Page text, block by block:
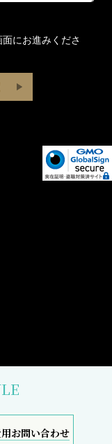
にお進みくださ
お問い合わせ